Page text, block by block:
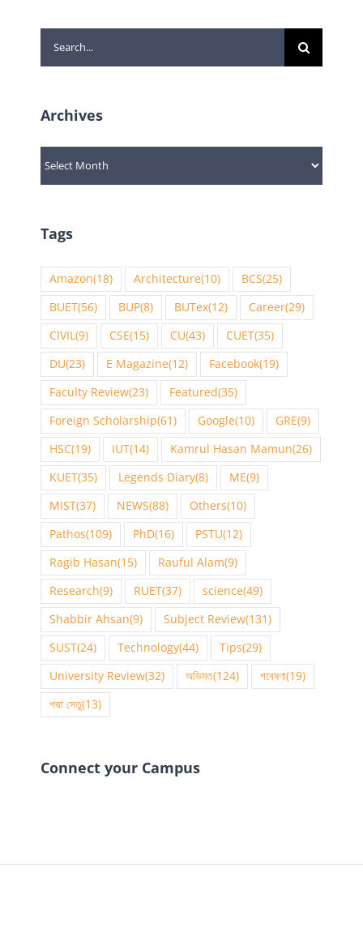
Search
for:
Archives
Archives
Tags
Amazon(18) Architecture(10) BCS(25)
BUET(56) BUP(8) BUTex(12) Career(29)
CIVIL(9) CSE(15) CU(43) CUET(35)
DU(23) E Magazine(12) Facebook(19)
Faculty Review(23) Featured(35)
Foreign Scholarship(61) Google(10) GRE(9)
HSC(19) IUT(14) Kamrul Hasan Mamun(26)
KUET(35) Legends Diary(8) ME(9)
MIST(37) NEWS(88) Others(10)
Pathos(109) PhD(16) PSTU(12)
Ragib Hasan(15) Rauful Alam(9)
Research(9) RUET(37) science(49)
Shabbir Ahsan(9) Subject Review(131)
SUST(24) Technology(44) Tips(29)
University Review(32) অভিমত(124) গবেষণা(19)
পদ্মা সেতু(13)
Connect your Campus